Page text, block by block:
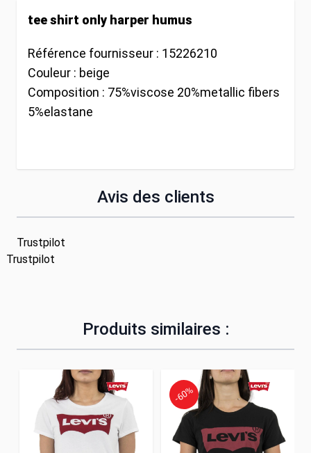
tee shirt only harper humus
Référence fournisseur : 15226210
Couleur : beige
Composition : 75%viscose 20%metallic fibers
5%elastane
Avis des clients
Trustpilot
Trustpilot
Produits similaires :
-60%